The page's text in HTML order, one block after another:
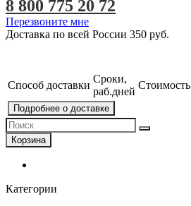
8 800 775 20 72
Перезвоните мне
Доставка по всей России 350 руб.
Способ доставки
Сроки,
раб.дней
Стоимость
Подробнее о доставке
Корзина
Категории